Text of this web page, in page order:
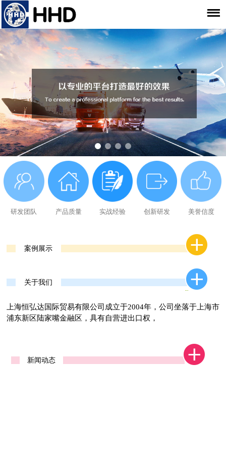
研发团队 产品质量 实战经验 创新研发 美誉信度
案例展示
关于我们
上海恒弘达国际贸易有限公司成立于2004年，公司坐落于上海市
浦东新区陆家嘴金融区，具有自营进出口权，
新闻动态